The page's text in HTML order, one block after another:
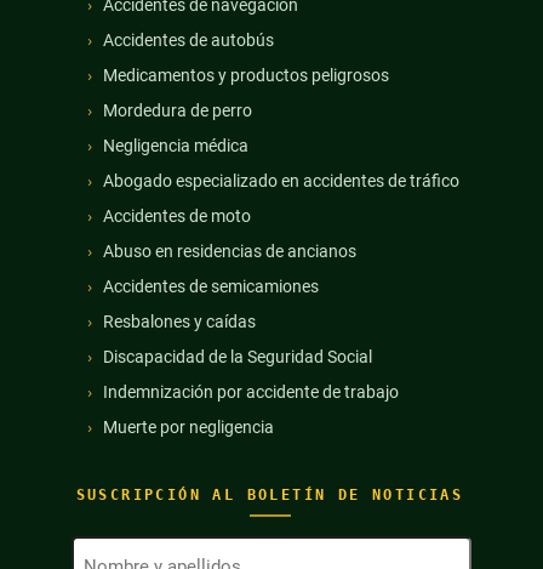
SUSCRIPCIÓN AL BOLETÍN DE NOTICIAS
Accidentes de navegación
Accidentes de autobús
Medicamentos y productos peligrosos
Mordedura de perro
Negligencia médica
Abogado especializado en accidentes de tráfico
Accidentes de moto
Abuso en residencias de ancianos
Accidentes de semicamiones
Resbalones y caídas
Discapacidad de la Seguridad Social
Indemnización por accidente de trabajo
Muerte por negligencia